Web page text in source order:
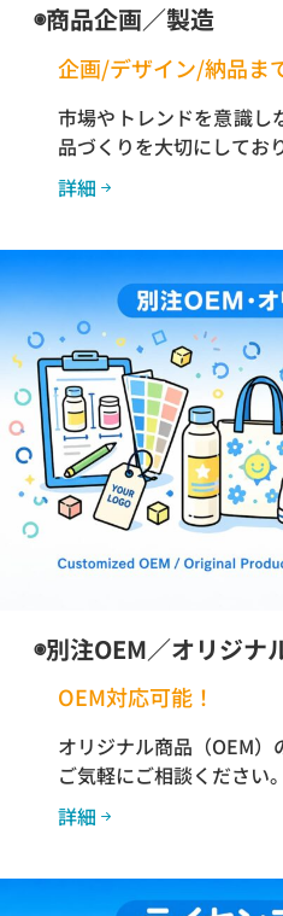
◉商品企画／製造
企画/デザイン/納品ま
市場やトレンドを意識し
品づくりを大切にしてお
詳細
◉別注OEM／オリジナ
OEM対応可能！
オリジナル商品（OEM）
ご気軽にご相談ください。
詳細